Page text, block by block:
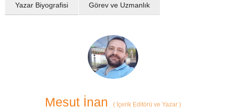
Yazar Biyografisi Görev ve Uzmanlık
Mesut İnan ( İçerik Editörü ve Yazar )